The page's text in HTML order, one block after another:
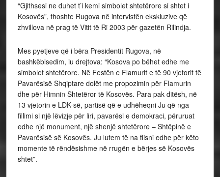
“Gjithsesi ne duhet t’i kemi simbolet shtetërore si shtet i
Kosovës”, thoshte Rugova në intervistën ekskluzive që
zhvillova në prag të Vitit të Ri 2003 për gazetën Rilindja.
Mes pyetjeve që i bëra Presidentit Rugova, në
bashkëbisedim, iu drejtova: “Kosova po bëhet edhe me
simbolet shtetërore. Në Festën e Flamurit e të 90 vjetorit të
Pavarësisë Shqiptare dolët me propozimin për Flamurin
dhe për Himnin Shtetëror të Kosovës. Para pak ditësh, në
13 vjetorin e LDK-së, partisë që e udhëheqni Ju që nga
fillimi si një lëvizje për liri, pavarësi e demokraci, përuruat
edhe një monument, një shenjë shtetërore – Shtëpinë e
Pavarësisë së Kosovës. Ju lutem të na flisni edhe për këto
momente të rëndësishme në rrugën e bërjes së Kosovës
shtet”.